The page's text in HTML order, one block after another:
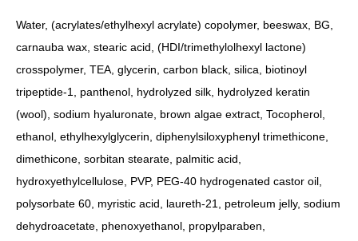
Water, (acrylates/ethylhexyl acrylate) copolymer, beeswax, BG,
carnauba wax, stearic acid, (HDI/trimethylolhexyl lactone)
crosspolymer, TEA, glycerin, carbon black, silica, biotinoyl
tripeptide-1, panthenol, hydrolyzed silk, hydrolyzed keratin
(wool), sodium hyaluronate, brown algae extract, Tocopherol,
ethanol, ethylhexylglycerin, diphenylsiloxyphenyl trimethicone,
dimethicone, sorbitan stearate, palmitic acid,
hydroxyethylcellulose, PVP, PEG-40 hydrogenated castor oil,
polysorbate 60, myristic acid, laureth-21, petroleum jelly, sodium
dehydroacetate, phenoxyethanol, propylparaben,